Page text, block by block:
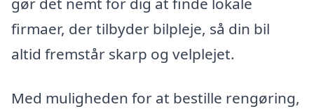
firmaer, der tilbyder bilpleje, så din bil
altid fremstår skarp og velplejet.
Med muligheden for at bestille rengøring,